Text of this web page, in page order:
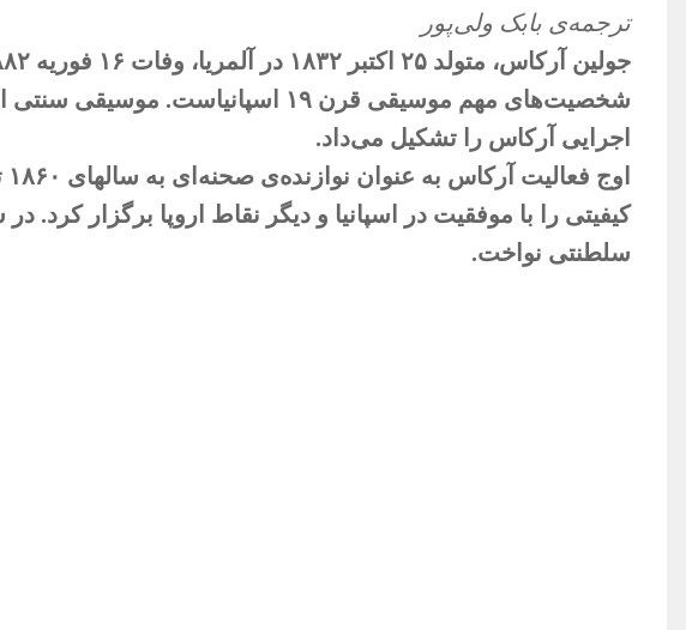
ترجمه‌ی بابک ولی‌پور
شخصیت‌های مهم موسیقی قرن ۱۹
اجرایی آرکاس را تشکیل می‌داد.
سلطنتی نواخت.